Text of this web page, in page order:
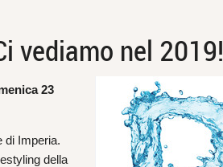
vediamo nel 2019!
23
di Imperia.
della